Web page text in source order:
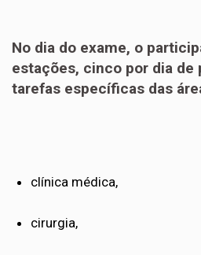
No dia do exame, o
estações, cinco por dia de
tarefas específicas das
clínica médica,
cirurgia,